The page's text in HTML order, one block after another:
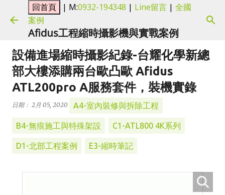
跳到主要內容
| M:0932-194348 | Line留言 | 全國
案例
Afidus工程縮時攝影機與實戰案例
設備進場縮時攝影紀錄-台耀化學新總
部大樓添購兩台歐凸歐 Afidus
ATL200pro A服務套件，裝機實錄
日期： 2月 05, 2020 A4-室內裝修與拆除工程
B4-無痕施工與特殊架設 C1-ATL800 4K系列
D1-北部工程案例 E3-縮時筆記